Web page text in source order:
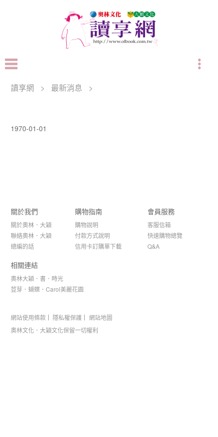
讀享網 > 最新消息 >
1970-01-01
關於我們
關於奧林．大穎
聯絡奧林．大穎
總編的話
購物指南
購物說明
付款方式說明
信用卡訂購單下載
會員服務
客服信箱
快速購物總覽
Q&A
相關連結
奧林大穎．書．時光
荳芽．蝴蝶．Carol美麗花園
奧林文化．大穎文化保留一切權利
網站使用條款 隱私權保護 網站地圖